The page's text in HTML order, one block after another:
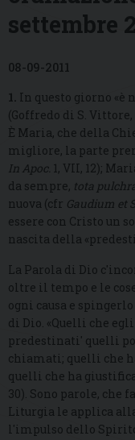
settembre
08-09-2011
1. In questo giorno «è
(Goffredo di S. Vittore,
È Maria, che della
migliore, la parte
In Apoc. 1, VII, 12);
da sempre, tota
nuova (cfr Gaudium et
essere con Cristo un
nascita della
La Parola di Dio
oltre il tempo e le
ogni causa e
di Dio. «Quelli che
predestinati' quelli
chiamati; quelli che
quelli che ha
30). Sono parole, che
Liturgia le applica
l'impulso dello